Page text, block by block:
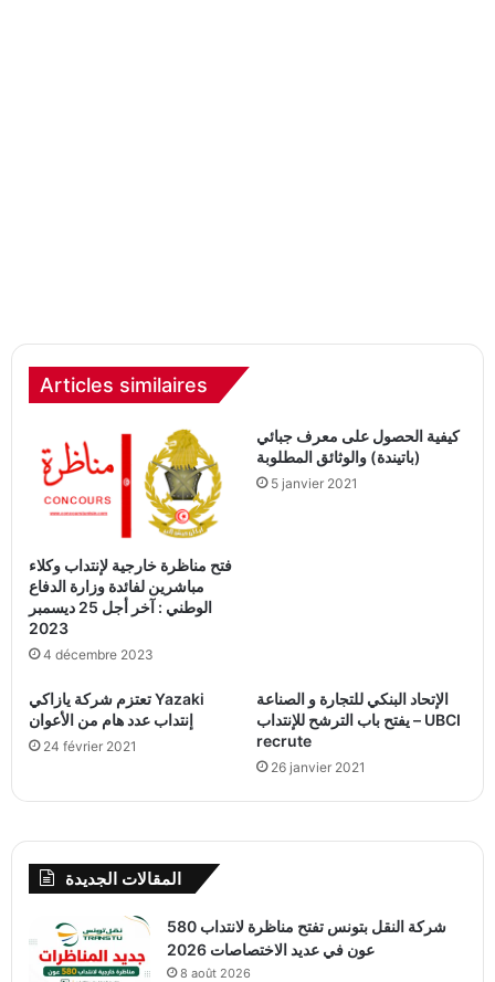
Articles similaires
فتح مناظرة خارجية لإنتداب وكلاء
مباشرين لفائدة وزارة الدفاع
الوطني : آخر أجل 25 ديسمبر
2023
4 décembre 2023
كيفية الحصول على معرف جبائي
(باتيندة) والوثائق المطلوبة
5 janvier 2021
تعتزم شركة يازاكي Yazaki
إنتداب عدد هام من الأعوان
24 février 2021
الإتحاد البنكي للتجارة و الصناعة
يفتح باب الترشح للإنتداب – UBCI
recrute
26 janvier 2021
المقالات الجديدة
شركة النقل بتونس تفتح مناظرة لانتداب 580
عون في عديد الاختصاصات 2026
8 août 2026